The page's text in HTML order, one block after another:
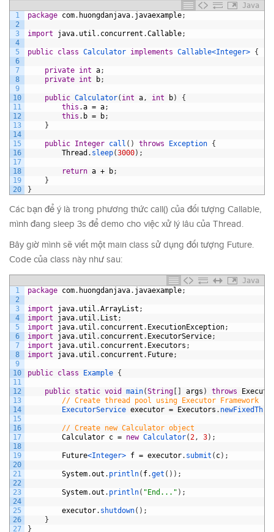
Java
1
2
3
4
5
6
7
8
9
10
11
12
13
14
15
16
17
18
19
20
package com. huongdanjava. javaexample;
import java. util . concurrent .Callable;
public class Calculator implements Callable<Integer> {
private int a;
private int b;
public Calculator( int a , int b)
{
this .a = a;
this . b = b;
}
public Integer call ( ) throws Exception {
Thread . sleep(3000) ;
return a + b;
}
}
Các bạn để ý là trong phương thức call() của đối tượng Callable,
mình đang sleep 3s để demo cho việc xử lý lâu của Thread.
Bây giờ mình sẽ viết một main class sử dụng đối tượng Future.
Code của class này như sau:
Java
1
2
3
4
5
6
7
8
9
10
11
12
13
14
15
16
17
18
19
20
21
22
23
24
25
26
27
package com. huongdanjava. javaexample;
import java. util .ArrayList ;
import
java. util . List ;
import
java. util . concurrent . ExecutionException;
import
java. util . concurrent . ExecutorService;
import
java. util . concurrent . Executors ;
import
java. util . concurrent . Future;
public class Example {
public static void main(String [ ] args ) throws
// Create thread pool using Executor Framework
ExecutorService executor = Executors .
// Create new Calculator object
Calculator c = new Calculator( 2 , 3) ;
Future<Integer> f = executor. submit ( c) ;
System.out . println( f.get ( ) ) ;
System.out . println( "End..." ) ;
executor. shutdown( ) ;
}
}